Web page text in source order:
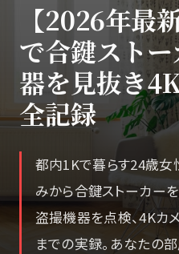
【2026年最
で合鍵スト
器を見抜き
全記録
都内1Kで暮らす24歳女
みから合鍵ストーカー
盗撮機器を点検、4Kカ
までの実録。あなたの